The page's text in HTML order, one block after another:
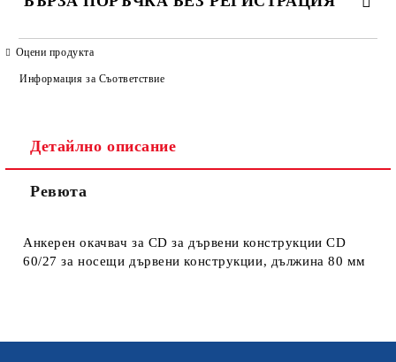
Оцени продукта
Информация за Съответствие
Детайлно описание
Ревюта
Анкерен окачвач за CD за дървени конструкции CD
60/27 за носещи дървени конструкции, дължина 80 мм